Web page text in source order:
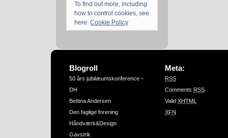
To find out more, including
how to control cookies, see
here: Cookie Policy
Blogroll
50 års jubilæumskonference –
DH
Bettina Andersen
Den faglige forening
Håndværk&Design
Gavstrik
Meta:
RSS
Comments RSS
Valid XHTML
XFN